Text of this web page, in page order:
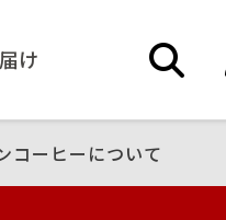
け
コーヒーについて